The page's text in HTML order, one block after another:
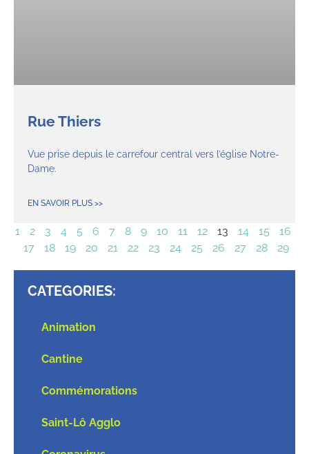
Rue Thiers
Vue prise depuis le carrefour central vers l’église Notre-
Dame.
EN SAVOIR PLUS >>
1 2 3 4 5 6 7 8 9 10 11 12 13 14 15
16
17
18 19 20 21 22 23 24 25 26 27 28 29
CATEGORIES:
Animation
Cantine
Commémorations
Saint-Lô Agglo